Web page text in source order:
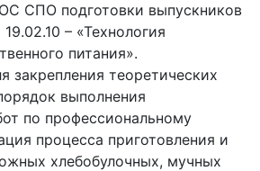
СПО подготовки выпускников
– «Технология
питания».
закрепления теоретических
выполнения
по профессиональному
процесса приготовления и
хлебобулочных, мучных